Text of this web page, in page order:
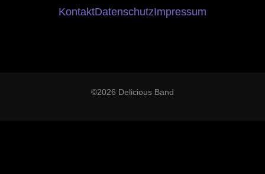
KontaktDatenschutzImpressum
©2026 Delicious Band